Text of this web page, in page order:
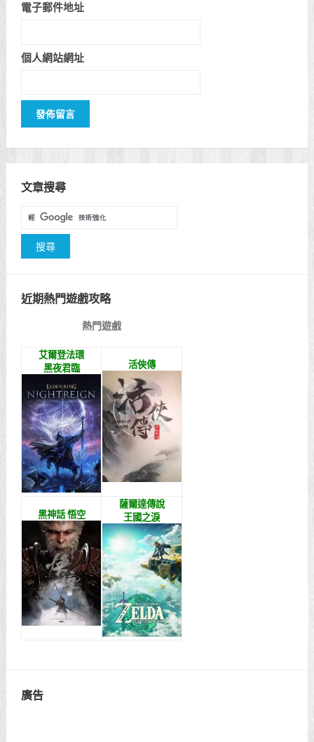
電子郵件地址
個人網站網址
文章搜尋
近期熱門遊戲攻略
熱門遊戲
艾爾登法環
黑夜君臨
活俠傳
黑神話 悟空
薩爾達傳說
王國之淚
廣告